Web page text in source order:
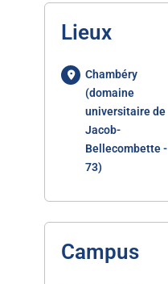
Lieux
Chambéry
(domaine
universitaire de
Jacob-
Bellecombette -
73)
Campus